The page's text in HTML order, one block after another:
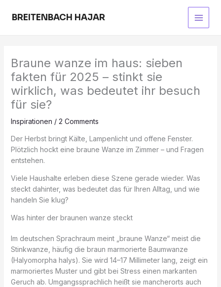
BREITENBACH HAJAR
Main
Braune wanze im haus: sieben
fakten für 2025 – stinkt sie
wirklich, was bedeutet ihr besuch
für sie?
Inspirationen / 2 Comments
Der Herbst bringt Kälte, Lampenlicht und offene Fenster.
Plötzlich hockt eine braune Wanze im Zimmer – und Fragen
entstehen.
Viele Haushalte erleben diese Szene gerade wieder. Was
steckt dahinter, was bedeutet das für Ihren Alltag, und wie
handeln Sie klug?
Was hinter der braunen wanze steckt
Im deutschen Sprachraum meint „braune Wanze“ meist die
Stinkwanze, häufig die braun marmorierte Baumwanze
(Halyomorpha halys). Sie wird 14–17 Millimeter lang, zeigt ein
marmoriertes Muster und gibt bei Stress einen markanten
Geruch ab. Umgangssprachlich heißt sie mancherorts auch